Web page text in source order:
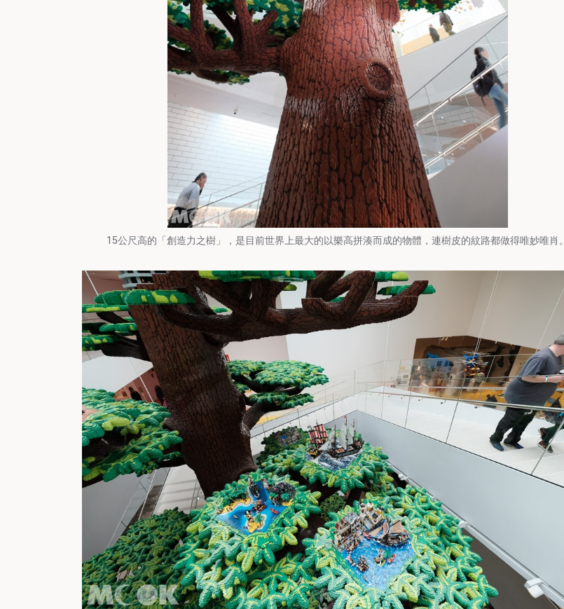
15公尺高的「創造力之樹」，是目前世界上最大的以樂高拼湊而成的物體，連樹皮的紋路都做得唯妙唯肖。